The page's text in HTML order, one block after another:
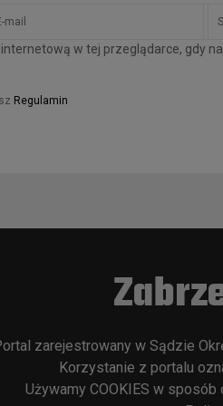
w tej przeglądarce, gdy
Regulamin
zarejestrowany w Sądzie
Korzystanie z portalu
Używamy COOKIES w sposób